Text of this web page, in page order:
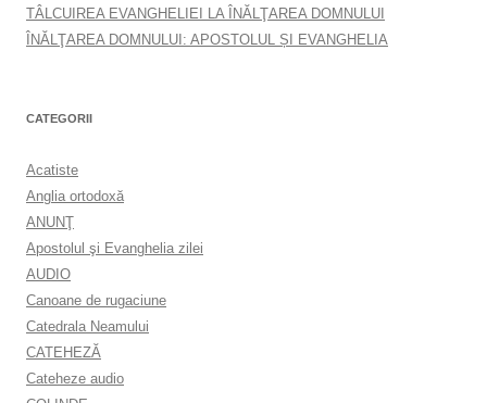
TÂLCUIREA EVANGHELIEI LA ÎNĂLŢAREA DOMNULUI
ÎNĂLŢAREA DOMNULUI: APOSTOLUL ȘI EVANGHELIA
CATEGORII
Acatiste
Anglia ortodoxă
ANUNŢ
Apostolul şi Evanghelia zilei
AUDIO
Canoane de rugaciune
Catedrala Neamului
CATEHEZĂ
Cateheze audio